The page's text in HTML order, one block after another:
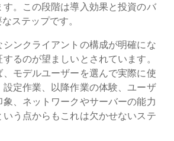
す。この段階は導入効果と投資のバ
ステップです。
ンクライアントの構成が明確にな
るのが望ましいとされています。
モデルユーザーを選んで実際に使
設定作業、以降作業の体験、ユーザ
、ネットワークやサーバーの能力
う点からもこれは欠かせないステ